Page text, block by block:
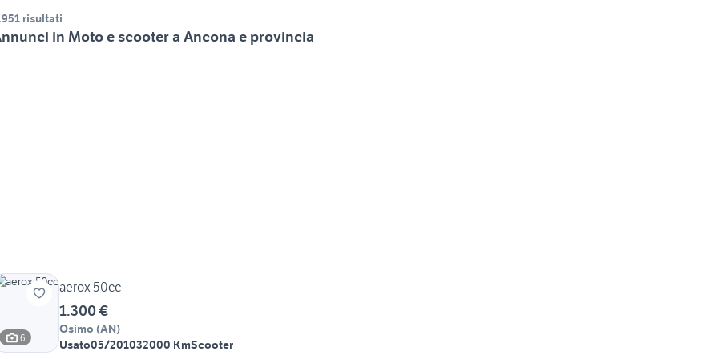
risultati
in Moto e scooter a Ancona e provincia
6
aerox 50cc
1.300 €
Osimo (AN)
Usato05/201032000 KmScooter